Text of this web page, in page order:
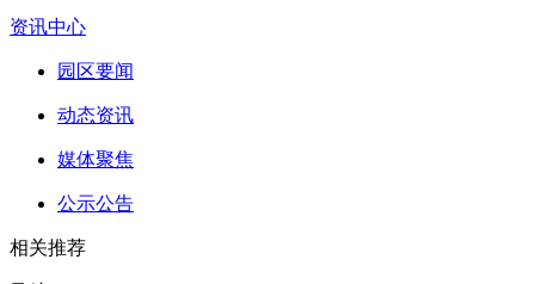
资讯中心
园区要闻
动态资讯
媒体聚焦
公示公告
相关推荐